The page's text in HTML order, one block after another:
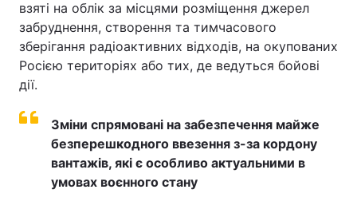
взяті на облік за місцями розміщення джерел
забруднення, створення та тимчасового
зберігання радіоактивних відходів, на окупованих
Росією територіях або тих, де ведуться бойові
дії.
Зміни спрямовані на забезпечення майже
безперешкодного ввезення з-за кордону
вантажів, які є особливо актуальними в
умовах воєнного стану